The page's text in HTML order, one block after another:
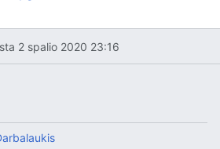
2 spalio 2020 23:16